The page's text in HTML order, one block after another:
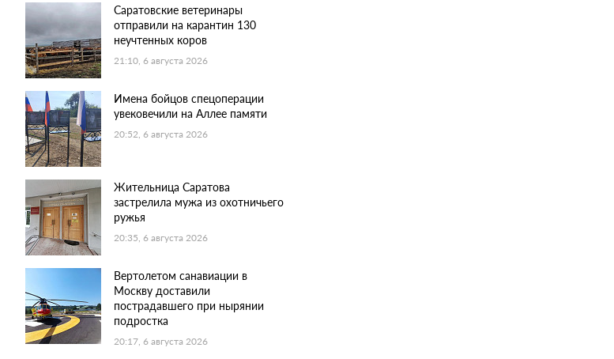
Саратовские ветеринары
отправили на карантин 130
неучтенных коров
21:10, 6 августа 2026
Имена бойцов спецоперации
увековечили на Аллее памяти
20:52, 6 августа 2026
Жительница Саратова
застрелила мужа из охотничьего
ружья
20:35, 6 августа 2026
Вертолетом санавиации в
Москву доставили
пострадавшего при нырянии
подростка
20:17, 6 августа 2026